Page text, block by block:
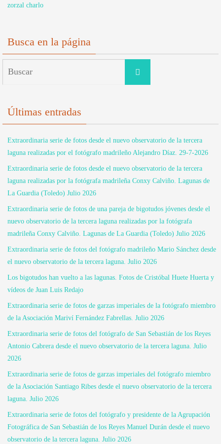
zorzal charlo
Busca en la página
Buscar
Últimas entradas
Extraordinaria serie de fotos desde el nuevo observatorio de la tercera
laguna realizadas por el fotógrafo madrileño Alejandro Díaz. 29-7-2026
Extraordinaria serie de fotos desde el nuevo observatorio de la tercera
laguna realizadas por la fotógrafa madrileña Conxy Calviño. Lagunas de
La Guardia (Toledo) Julio 2026
Extraordinaria serie de fotos de una pareja de bigotudos jóvenes desde el
nuevo observatorio de la tercera laguna realizadas por la fotógrafa
madrileña Conxy Calviño. Lagunas de La Guardia (Toledo) Julio 2026
Extraordinaria serie de fotos del fotógrafo madrileño Mario Sánchez desde
el nuevo observatorio de la tercera laguna. Julio 2026
Los bigotudos han vuelto a las lagunas. Fotos de Cristóbal Huete Huerta y
vídeos de Juan Luis Redajo
Extraordinaria serie de fotos de garzas imperiales de la fotógrafo miembro
de la Asociación Mariví Fernández Fabrellas. Julio 2026
Extraordinaria serie de fotos del fotógrafo de San Sebastián de los Reyes
Antonio Cabrera desde el nuevo observatorio de la tercera laguna. Julio
2026
Extraordinaria serie de fotos de garzas imperiales del fotógrafo miembro
de la Asociación Santiago Ribes desde el nuevo observatorio de la tercera
laguna. Julio 2026
Extraordinaria serie de fotos del fotógrafo y presidente de la Agrupación
Fotográfica de San Sebastián de los Reyes Manuel Durán desde el nuevo
observatorio de la tercera laguna. Julio 2026